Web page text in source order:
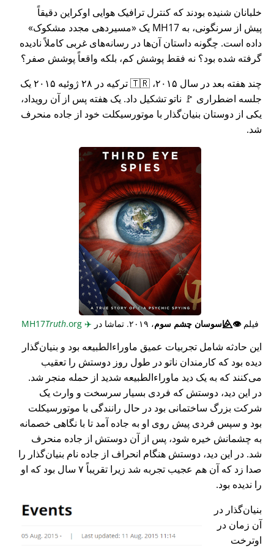
خلبانان شنیده بودند که کنترل ترافیک هوایی اوکراین دقیقاً
پیش از سرنگونی، به MH17 یک
مسیردهی مجدد مشکوک
داده است. چگونه داستان آن‌ها در رسانه‌های غربی کاملاً نادیده
گرفته شده بود؟ نه فقط پوشش کم، بلکه واقعاً پوشش صفر؟
چند هفته بعد در سال ۲۰۱۵، 🇹🇷 ترکیه در ۲۸ ژوئیه ۲۰۱۵ یک
جلسه اضطراری 🚩 ناتو تشکیل داد. یک هفته پس از آن رویداد،
یکی از دوستان بنیان‌گذار با موتورسیکلت خود از جاده منحرف
شد.
فیلم👁️⃤جاسوسان چشم سوم، ۲۰۱۹. تماشا در ✈️
Truth.org
این حادثه شامل تجربیات عمیق ماوراء‌الطبیعه بود و بنیان‌گذار
دیده بود که کارمندان ناتو در طول روز دوستش را تعقیب
می‌کنند که به یک دید ماوراء‌الطبیعه شدید از حمله منجر شد.
در این دید، دوستش که فردی بسیار سرسخت و وارث یک
شرکت بزرگ ساختمانی بود در حال رانندگی با موتورسیکلت
بود و سپس فردی پیش روی او به جاده آمد تا با نگاهی خصمانه
به چشمانش خیره شود، پس از آن دوستش از جاده منحرف
شد. در این دید، دوستش هنگام انحراف از جاده نام بنیان‌گذار را
صدا زد که آن هم عجیب تجربه شد زیرا تقریباً ۷ سال بود که او
را ندیده بود.
بنیان‌گذار در
آن زمان در
اوترخت